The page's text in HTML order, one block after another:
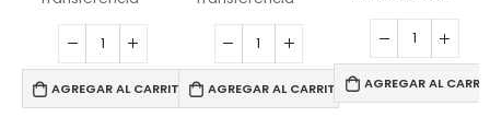
AGREGAR AL CARRITO AGREGAR AL CARRITO AGREGAR AL